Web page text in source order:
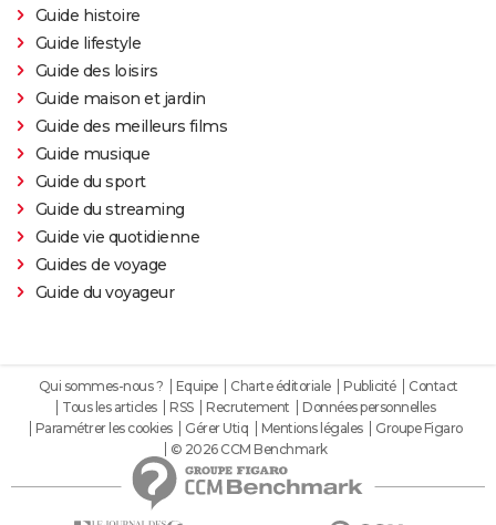
Guide histoire
Guide lifestyle
Guide des loisirs
Guide maison et jardin
Guide des meilleurs films
Guide musique
Guide du sport
Guide du streaming
Guide vie quotidienne
Guides de voyage
Guide du voyageur
Qui sommes-nous ? Equipe Charte éditoriale Publicité
Contact
Tous les articles
RSS Recrutement
Données personnelles
Paramétrer les cookies
Gérer Utiq Mentions légales
Groupe Figaro
© 2026 CCM Benchmark